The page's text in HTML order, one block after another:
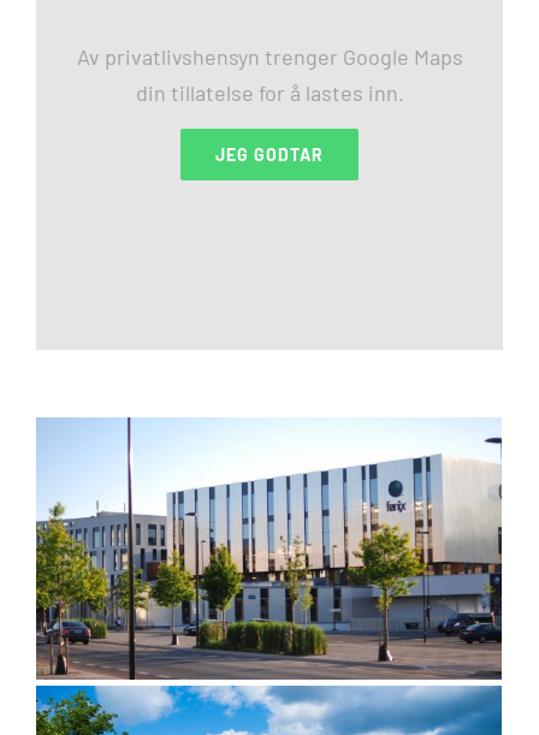
Av privatlivshensyn trenger Google Maps
din tillatelse for å lastes inn.
JEG GODTAR